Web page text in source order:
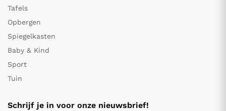
Tafels
Opbergen
Spiegelkasten
Baby & Kind
Sport
Tuin
Schrijf je in voor onze nieuwsbrief!